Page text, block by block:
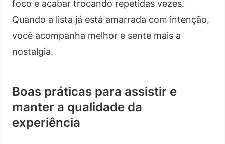
foco e acabar trocando repetidas vezes.
Quando a lista já está amarrada com intenção,
você acompanha melhor e sente mais a
nostalgia.
Boas práticas para assistir e
manter a qualidade da
experiência